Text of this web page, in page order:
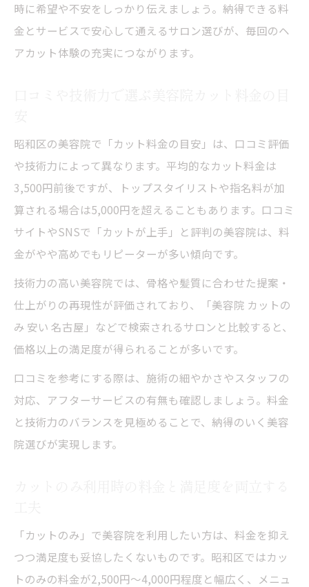
時に希望や不安をしっかり伝えましょう。納得できる料
金とサービスで安心して通えるサロン選びが、毎回のヘ
アカット体験の充実につながります。
昭和区の美容院で「カット料金の目安」は、口コミ評価
や技術力によって異なります。平均的なカット料金は
3,500円前後ですが、トップスタイリストや指名料が加
算される場合は5,000円を超えることもあります。口コミ
サイトやSNSで「カットが上手」と評判の美容院は、料
金がやや高めでもリピーターが多い傾向です。
技術力の高い美容院では、骨格や髪質に合わせた提案・
仕上がりの再現性が評価されており、「美容院 カットの
み 安い 名古屋」などで検索されるサロンと比較すると、
価格以上の満足度が得られることが多いです。
口コミを参考にする際は、施術の細やかさやスタッフの
対応、アフターサービスの有無も確認しましょう。料金
と技術力のバランスを見極めることで、納得のいく美容
院選びが実現します。
「カットのみ」で美容院を利用したい方は、料金を抑え
つつ満足度も妥協したくないものです。昭和区ではカッ
トのみの料金が2,500円〜4,000円程度と幅広く、メニュ